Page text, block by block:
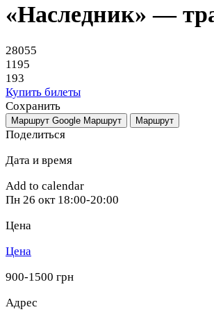
«Наследник» —
28055
1195
193
Купить билеты
Сохранить
Маршрут Google Маршрут Маршрут
Поделиться
Дата и время
Add to calendar
Пн 26 окт 18:00-20:00
Цена
Цена
900-1500 грн
Адрес